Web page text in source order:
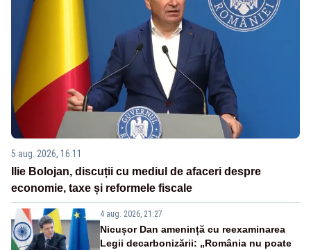
5 aug. 2026, 16:11
Ilie Bolojan, discuții cu mediul de afaceri despre
economie, taxe și reformele fiscale
4 aug. 2026, 21:27
Nicușor Dan amenință cu reexaminarea
Legii decarbonizării: „România nu poate